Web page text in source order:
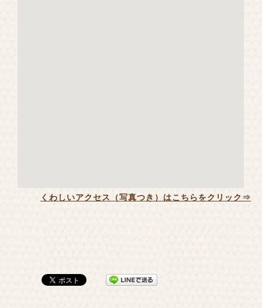
くわしいアクセス（写真つき）はこちらをクリック⇒